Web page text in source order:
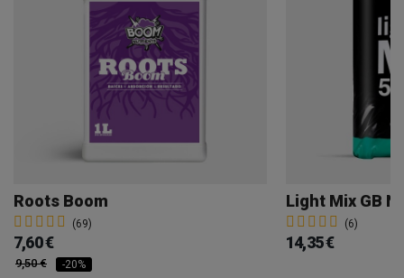
Roots Boom
(69)
7,60 €
9,50 € -20%
Light Mix GB
(6)
14,35 €